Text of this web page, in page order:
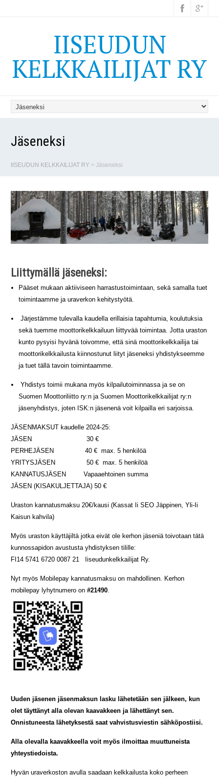
IISEUDUN
KELKKAILIJAT RY
Jäseneksi
IISEUDUN KELKKAILIJAT RY >Jäseneksi
Liittymällä jäseneksi:
Pääset mukaan aktiiviseen harrastustoimintaan, sekä samalla tuet
toimintaamme ja uraverkon kehitystyötä.
Järjestämme tulevalla kaudella erillaisia tapahtumia, koulutuksia
sekä tuemme moottorikelkkailuun liittyvää toimintaa. Jotta uraston
kunto pysyisi hyvänä toivomme, että sinä moottorikelkkailija tai
moottorikelkkailusta kiinnostunut liityt jäseneksi yhdistykseemme
ja tuet tällä tavoin toimintaamme.
Yhdistys toimii mukana myös kilpailutoiminnassa ja se on
Suomen Moottoriliitto ry:n ja Suomen Moottorikelkkailijat ry:n
jäsenyhdistys, joten ISK:n jäsenenä voit kilpailla eri sarjoissa.
JÄSENMAKSUT kaudelle 2024-25:
JÄSEN 30 €
PERHEJÄSEN 40 € max. 5 henkilöä
YRITYSJÄSEN 50 € max. 5 henkilöä
KANNATUSJÄSEN Vapaaehtoinen summa
JÄSEN (KISAKULJETTAJA) 50 €
Uraston kannatusmaksu 20€/kausi (Kassat Ii SEO Jäppinen, Yli-Ii
Kaisun kahvila)
Myös uraston käyttäjiltä jotka eivät ole kerhon jäseniä toivotaan tätä
kunnossapidon avustusta yhdistyksen tilille:
FI14 5741 6720 0087 21 Iiseudunkelkkailijat Ry.
Nyt myös Mobilepay kannatusmaksu on mahdollinen. Kerhon
mobilepay lyhytnumero on#21490.
Uuden jäsenen jäsenmaksun lasku lähetetään sen jälkeen, kun
olet täyttänyt alla olevan kaavakkeen ja lähettänyt sen.
Onnistuneesta lähetyksestä saat vahvistusviestin sähköpostiisi.
Alla olevalla kaavakkeella voit myös ilmoittaa muuttuneista
yhteystiedoista.
Hyvän uraverkoston avulla saadaan kelkkailusta koko perheen